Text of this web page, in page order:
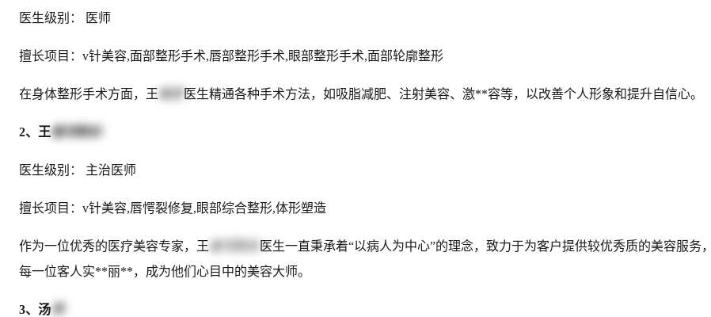
医生级别： 医师
擅长项目：v针美容,面部整形手术,唇部整形手术,眼部整形手术,面部轮廓整形
在身体整形手术方面，王 医生精通各种手术方法，如吸脂减肥、注射美容、激**容等，以改善个人形象和提升自信心。
2、王
医生级别： 主治医师
擅长项目：v针美容,唇愕裂修复,眼部综合整形,体形塑造
作为一位优秀的医疗美容专家，王
医生一直秉承着“以病人为中心”的理念，致力于为客户提供较优秀质的美容服务
每一位客人实**丽**，成为他们心目中的美容大师。
3、汤